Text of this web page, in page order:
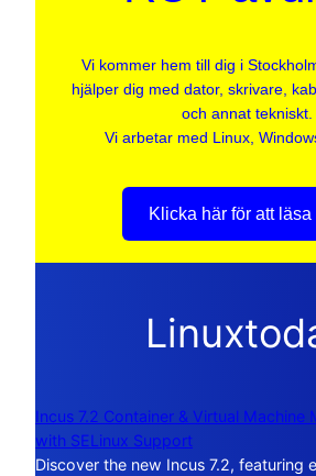
Vi kommer hem till dig i
hjälper dig med dator, skrivare,
och annat tekniskt.
Vi arbetar med Linux,
Klicka här för att läsa
Incus 7.2 Container & Virtual Machine
with SELinux Support
Discover the new Incus 7.2, featuring